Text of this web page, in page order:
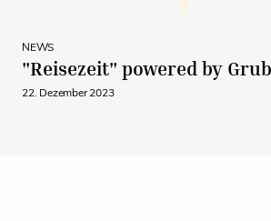
NEWS
"Reisezeit" powered by
22. Dezember 2023